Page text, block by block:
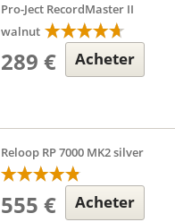
Pro-Ject RecordMaster II
walnut
289 € Acheter
Reloop RP 7000 MK2 silver
555 € Acheter